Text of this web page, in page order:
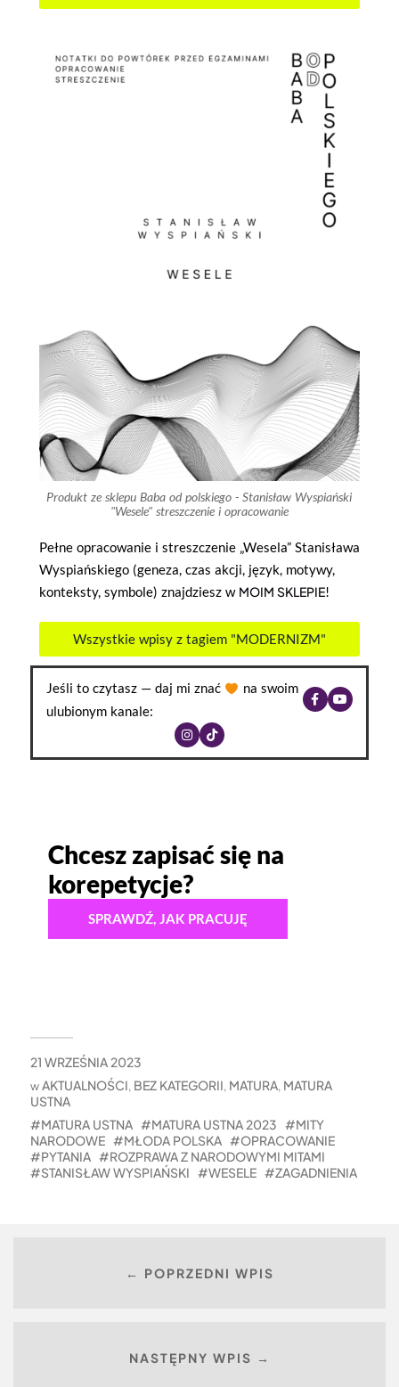
Produkt ze sklepu Baba od polskiego - Stanisław Wyspiański
"Wesele" streszczenie i opracowanie
Pełne opracowanie i streszczenie „Wesela” Stanisława
Wyspiańskiego (geneza, czas akcji, język, motywy,
konteksty, symbole) znajdziesz w MOIM SKLEPIE!
Wszystkie wpisy z tagiem "MODERNIZM"
Jeśli to czytasz — daj mi znać
na swoim
ulubionym kanale:
Chcesz zapisać się na
korepetycje?
SPRAWDŹ, JAK PRACUJĘ
21 WRZEŚNIA 2023
wAKTUALNOŚCI, BEZ KATEGORII, MATURA, MATURA
USTNA
MATURA USTNA
MATURA USTNA 2023
MITY
NARODOWE
MŁODA POLSKA
OPRACOWANIE
PYTANIA
ROZPRAWA Z NARODOWYMI MITAMI
STANISŁAW WYSPIAŃSKI
WESELE ZAGADNIENIA
← POPRZEDNI WPIS
NASTĘPNY WPIS →